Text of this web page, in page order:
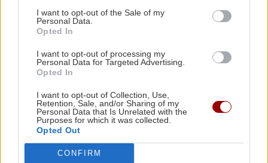
I want to opt-out of the Sale of my
Personal Data.
Opted In
I want to opt-out of processing my
Personal Data for Targeted Advertising.
Opted In
I want to opt-out of Collection, Use,
Retention, Sale, and/or Sharing of my
Personal Data that Is Unrelated with the
Purposes for which it was collected.
Opted Out
CONFIRM
Το τείχος των 12 δισ. δολαρίων: Η Ιαπωνία
υψώνει άμυνα απέναντι στη δύναμη της
θάλασσας
ΚΟΣΜΟΣ
αναμονή αποτελεσμάτων των συνομιλιών
Ιράν-Ομάν
Το κρέας - πολυτέλεια από την
Ιαπωνία που λιώνει στο στόμα